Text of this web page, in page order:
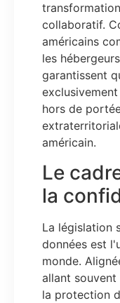
collaboratif.
américains
les
garantissent
hors de
américain.
Le
la
La législation
données est
monde.
allant
la protection